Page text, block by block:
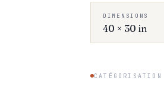
DIMENSIONS
40 × 30 in
CATÉGORISATION